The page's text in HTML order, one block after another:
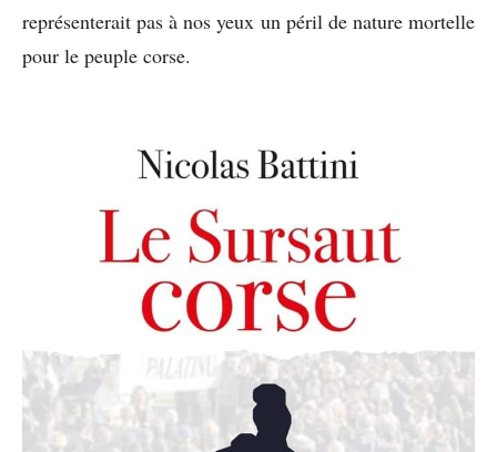
représenterait pas à nos yeux un péril de nature mortelle
pour le peuple corse.